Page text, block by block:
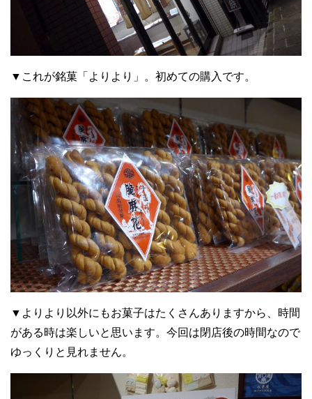
▼これが銘菓「よりより」。初めての購入です。
▼よりより以外にもお菓子はたくさんありますから、時間
がある時は楽しいと思います。今回は閉店後の時間なので
ゆっくりと見れません。